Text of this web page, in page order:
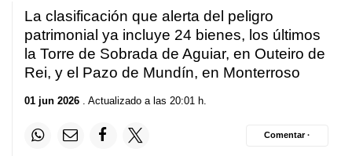
La clasificación que alerta del peligro
patrimonial ya incluye 24 bienes, los últimos
la Torre de Sobrada de Aguiar, en Outeiro de
Rei, y el Pazo de Mundín, en Monterroso
01 jun 2026 . Actualizado a las 20:01 h.
Comentar ·